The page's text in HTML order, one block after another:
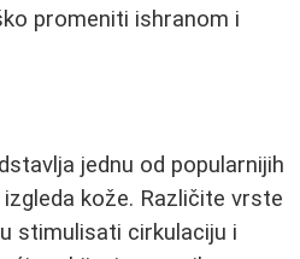
promeniti ishranom i
jednu od popularnijih
kože. Različite vrste
stimulisati cirkulaciju i